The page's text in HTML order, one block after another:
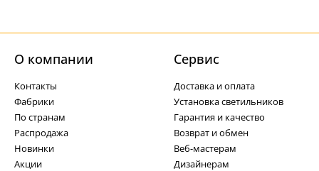
О компании
Контакты
Фабрики
По странам
Распродажа
Новинки
Акции
Cервис
Доставка и оплата
Установка светильников
Гарантия и качество
Возврат и обмен
Веб-мастерам
Дизайнерам